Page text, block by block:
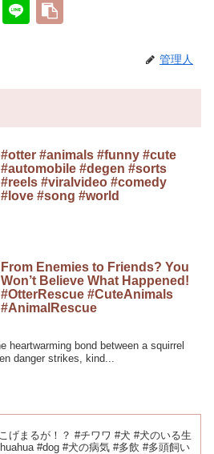
管理人
#otter #animals #funny #cute
#automobile #degen #sorts
#reels #viralvideo #comedy
#love #song #world
From Enemies to Friends? You
Won’t Believe What Happened!
#OtterRescue #CuteAnimals
#AnimalRescue
heartwarming bond between a squirrel
danger strikes, kind...
げまるが！？ #チワワ #犬 #犬のいる生
#dog #犬の病気 #多飲 #多頭飼い